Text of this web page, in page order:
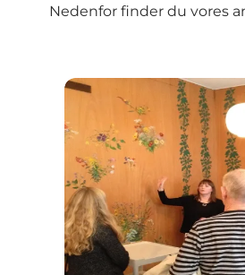
Nedenfor finder du vores
AarhusGuiderne